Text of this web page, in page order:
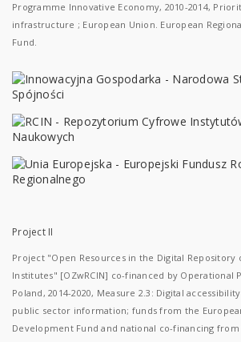
Programme Innovative Economy, 2010-2014,
infrastructure ; European Union. European
Fund.
Project II
Project "Open Resources in the Digital Repository
Institutes" [OZwRCIN] co-financed by Operational
Poland, 2014-2020, Measure 2.3: Digital
public sector information; funds from the
Development Fund and national co-financing